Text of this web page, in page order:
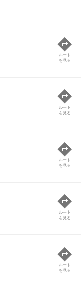
ルート
を見る
ルート
を見る
ルート
を見る
ルート
を見る
ルート
を見る